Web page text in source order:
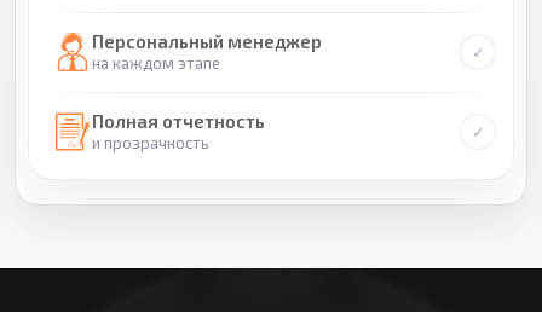
Персональный менеджер
на каждом этапе
Полная отчетность
и прозрачность